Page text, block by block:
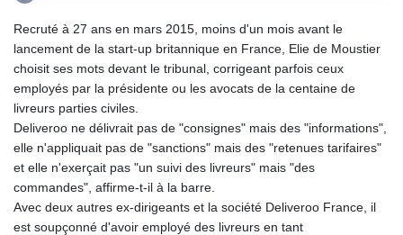
Recruté à 27 ans en mars 2015, moins d'un mois avant le
lancement de la start-up britannique en France, Elie de Moustier
choisit ses mots devant le tribunal, corrigeant parfois ceux
employés par la présidente ou les avocats de la centaine de
livreurs parties civiles.
Deliveroo ne délivrait pas de "consignes" mais des "informations",
elle n'appliquait pas de "sanctions" mais des "retenues tarifaires"
et elle n'exerçait pas "un suivi des livreurs" mais "des
commandes", affirme-t-il à la barre.
Avec deux autres ex-dirigeants et la société Deliveroo France, il
est soupçonné d'avoir employé des livreurs en tant